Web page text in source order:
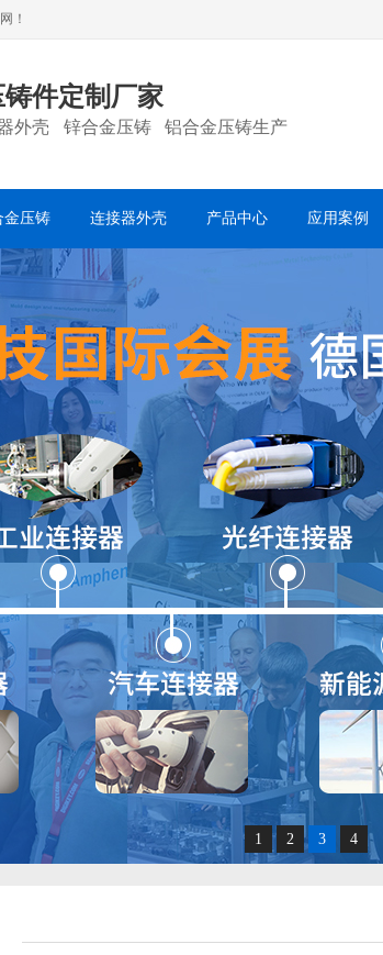
！
件定制厂家
外壳 锌合金压铸 铝合金压铸生产
金压铸 连接器外壳 产品中心 应用案例
1 2 3 4